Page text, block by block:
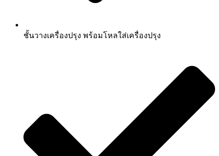
ชั้นวางเครื่องปรุง พร้อมโหลใส่เครื่องปรุง